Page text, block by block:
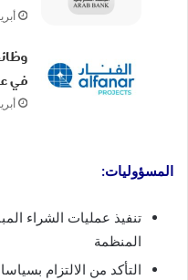
أبريل
في
أبريل
المسؤوليات:
تنفيذ عمليات الشراء
المنظمة
التأكد من الالتزام